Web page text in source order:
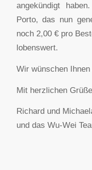
angekündigt
Porto, das nun
noch 2,00 € pro
lobenswert.
Wir wünschen
Mit herzlichen
Richard und
und das Wu-Wei